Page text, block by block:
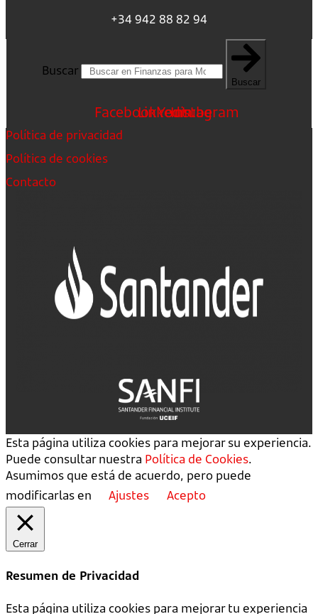
+34 942 88 82 94
Buscar
Buscar
FacebookLinkedin
Youtube
Instagram
Política de privacidad
Política de cookies
Contacto
Esta página utiliza cookies para mejorar su experiencia.
Puede consultar nuestra Política de Cookies.
Asumimos que está de acuerdo, pero puede
modificarlas en
Ajustes Acepto
Cerrar
Resumen de Privacidad
Esta página utiliza cookies para mejorar tu experiencia